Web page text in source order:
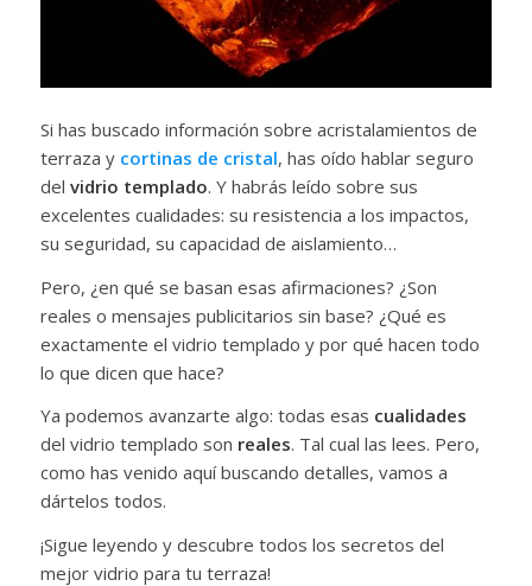
Si has buscado información sobre acristalamientos de
terraza y cortinas de cristal, has oído hablar seguro
del vidrio templado. Y habrás leído sobre sus
excelentes cualidades: su resistencia a los impactos,
su seguridad, su capacidad de aislamiento…
Pero, ¿en qué se basan esas afirmaciones? ¿Son
reales o mensajes publicitarios sin base? ¿Qué es
exactamente el vidrio templado y por qué hacen todo
lo que dicen que hace?
Ya podemos avanzarte algo: todas esas cualidades
del vidrio templado son reales. Tal cual las lees. Pero,
como has venido aquí buscando detalles, vamos a
dártelos todos.
¡Sigue leyendo y descubre todos los secretos del
mejor vidrio para tu terraza!